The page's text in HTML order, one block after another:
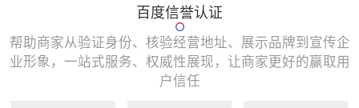
百度信誉认证
帮助商家从验证身份、核验经营地址、展示品牌到宣传企
业形象，一站式服务、权威性展现，让商家更好的赢取用
户信任